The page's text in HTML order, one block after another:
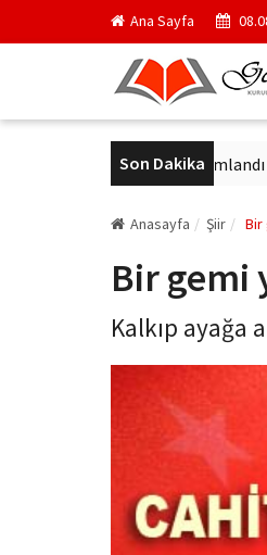
Ana Sayfa
Son Dakika
en ünlü yapıtı yayımlandı
Anasayfa Şiir Bir
Bir gemi
Kalkıp ayağa